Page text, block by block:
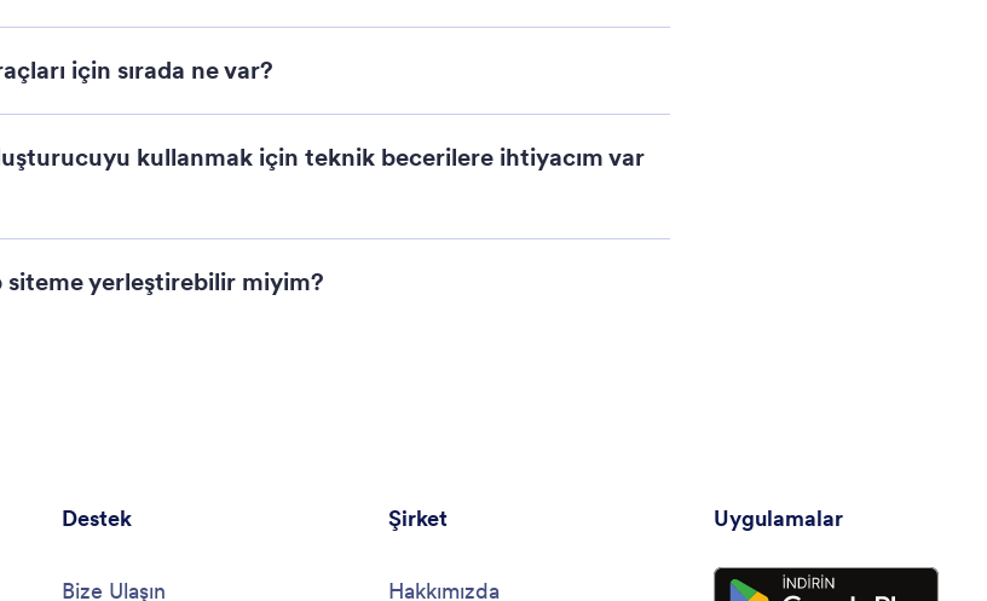
Up
için sırada ne var?
kullanmak için teknik becerilere ihtiyacım var
yerleştirebilir miyim?
Destek
Bize Ulaşın
Şirket
Hakkımızda
Uygulamalar